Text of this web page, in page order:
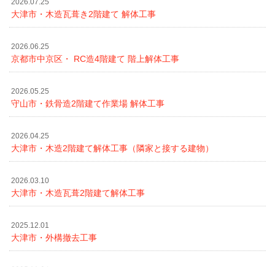
大津市・木造瓦葺き2階建て 解体工事
2026.06.25
京都市中京区・ RC造4階建て 階上解体工事
2026.05.25
守山市・鉄骨造2階建て作業場 解体工事
2026.04.25
大津市・木造2階建て解体工事（隣家と接する建物）
2026.03.10
大津市・木造瓦葺2階建て解体工事
2025.12.01
大津市・外構撤去工事